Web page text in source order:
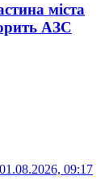
міста
АЗС
01.08.2026, 09:17